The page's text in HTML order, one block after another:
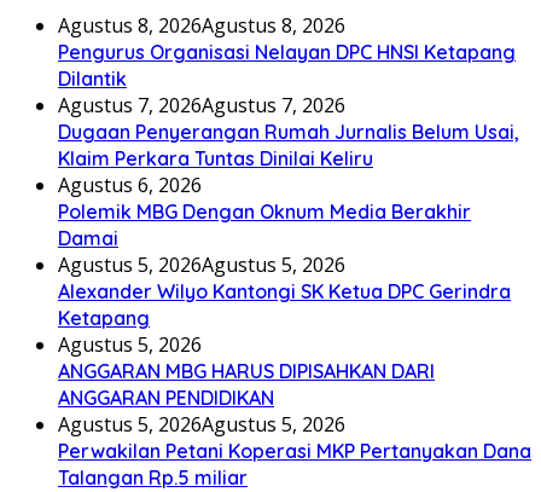
Agustus 8, 2026Agustus 8, 2026
Pengurus Organisasi Nelayan DPC HNSI Ketapang
Dilantik
Agustus 7, 2026Agustus 7, 2026
Dugaan Penyerangan Rumah Jurnalis Belum Usai,
Klaim Perkara Tuntas Dinilai Keliru
Agustus 6, 2026
Polemik MBG Dengan Oknum Media Berakhir
Damai
Agustus 5, 2026Agustus 5, 2026
Alexander Wilyo Kantongi SK Ketua DPC Gerindra
Ketapang
Agustus 5, 2026
ANGGARAN MBG HARUS DIPISAHKAN DARI
ANGGARAN PENDIDIKAN
Agustus 5, 2026Agustus 5, 2026
Perwakilan Petani Koperasi MKP Pertanyakan Dana
Talangan Rp.5 miliar